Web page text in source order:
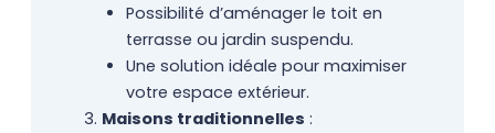
Possibilité d’aménager le toit en
terrasse ou jardin suspendu.
Une solution idéale pour maximiser
votre espace extérieur.
Maisons traditionnelles :